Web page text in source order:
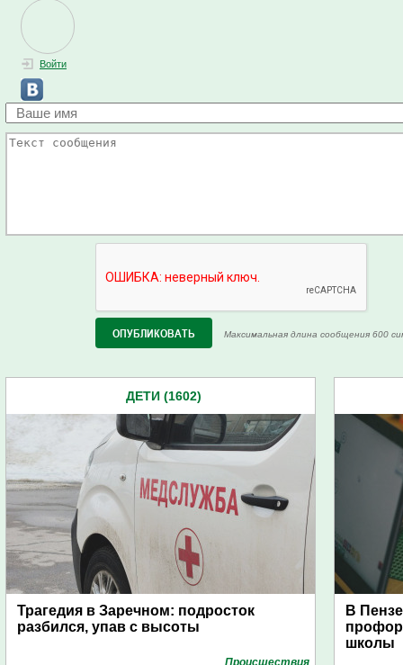
Войти
Максимальная длина сообщения 600
ДЕТИ (1602)
Трагедия в Заречном: подросток
разбился, упав с высоты
Проиcшествия
В
школы